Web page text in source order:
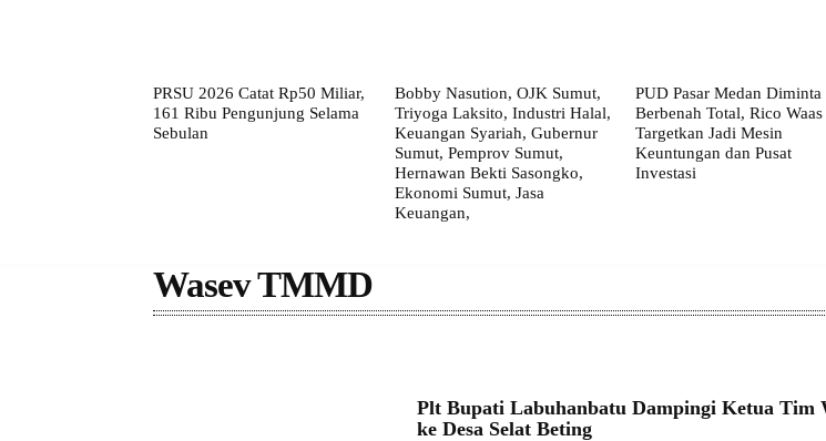
PRSU 2026 Catat Rp50 Miliar,
161 Ribu Pengunjung Selama
Sebulan
Bobby Nasution, OJK Sumut,
Triyoga Laksito, Industri Halal,
Keuangan Syariah, Gubernur
Sumut, Pemprov Sumut,
Hernawan Bekti Sasongko,
Ekonomi Sumut, Jasa
Keuangan,
PUD Pasar Medan Diminta
Berbenah Total, Rico Waas
Targetkan Jadi Mesin
Keuntungan dan Pusat
Investasi
Wasev TMMD
Plt Bupati Labuhanbatu Dampingi Ketua Tim
ke Desa Selat Beting